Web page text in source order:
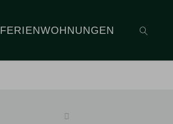
FERIENWOHNUNGEN